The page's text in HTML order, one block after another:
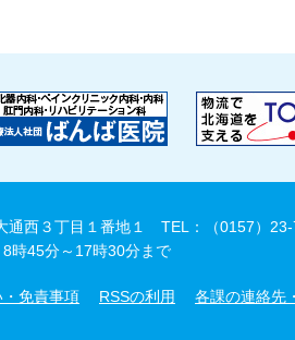
西３丁目１番地１
TEL：（0157）23-
45分～17時30分まで
免責事項 RSSの利用 各課の連絡先